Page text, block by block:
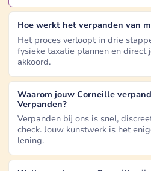
Hoe werkt het verpanden van
Het proces verloopt in drie
fysieke taxatie plannen en direct
akkoord.
Waarom jouw Corneille
Verpanden?
Verpanden bij ons is snel,
check. Jouw kunstwerk is het
lening.